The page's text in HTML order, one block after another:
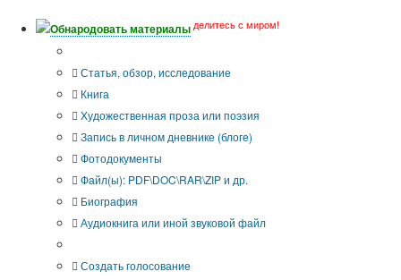
Обнародовать материалы делитесь с миром!
Статья, обзор, исследование
Книга
Художественная проза или поэзия
Запись в личном дневнике (блоге)
Фотодокументы
Файл(ы): PDF\DOC\RAR\ZIP и др.
Биография
Аудиокнига или иной звуковой файл
Создать голосование